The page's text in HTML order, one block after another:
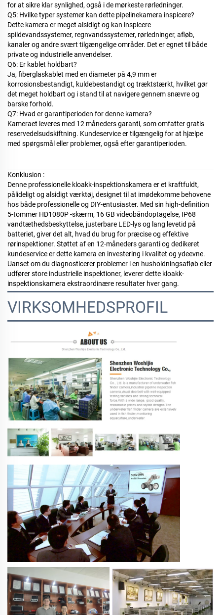
for at sikre klar synlighed, også i de mørkeste rørledninger.
Q5: Hvilke typer systemer kan dette pipelinekamera inspicere?
Dette kamera er meget alsidigt og kan inspicere
spildevandssystemer, regnvandssystemer, rørledninger, afløb,
kanaler og andre svært tilgængelige områder. Det er egnet til både
private og industrielle anvendelser.
Q6: Er kablet holdbart?
Ja, fiberglaskablet med en diameter på 4,9 mm er
korrosionsbestandigt, kuldebestandigt og træktstærkt, hvilket gør
det meget holdbart og i stand til at navigere gennem snævre og
barske forhold.
Q7: Hvad er garantiperioden for denne kamera?
Kameraet leveres med 12 måneders garanti, som omfatter gratis
reservedelsudskiftning. Kundeservice er tilgængelig for at hjælpe
med spørgsmål eller problemer, også efter garantiperioden.
Konklusion :
Denne professionelle kloakk-inspektionskamera er et kraftfuldt,
pålideligt og alsidigt værktøj, designet til at imødekomme behovene
hos både professionelle og DIY-entusiaster. Med sin high-definition
5-tommer HD1080P-skærm, 16 GB videobåndoptagelse, IP68
vandtæthedsbeskyttelse, justerbare LED-lys og lang levetid på
batteriet, giver det alt, hvad du brug for præcise og effektive
rørinspektioner. Støttet af en 12-måneders garanti og dedikeret
kundeservice er dette kamera en investering i kvalitet og ydeevne.
Uanset om du diagnosticerer problemer i en husholdningsafløb eller
udfører store industrielle inspektioner, leverer dette kloakk-
inspektionskamera ekstraordinære resultater hver gang.
VIRKSOMHEDSPROFIL